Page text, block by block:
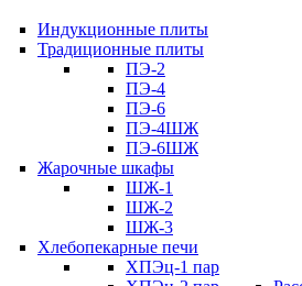
Индукционные плиты
Традиционные плиты
ПЭ-2
ПЭ-4
ПЭ-6
ПЭ-4ШЖ
ПЭ-6ШЖ
Жарочные шкафы
ШЖ-1
ШЖ-2
ШЖ-3
Хлебопекарные печи
ХПЭц-1 пар